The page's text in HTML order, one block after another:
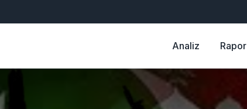
Analiz Rapor